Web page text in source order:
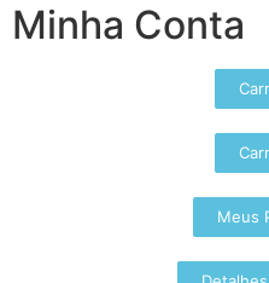
Minha Conta
Meus